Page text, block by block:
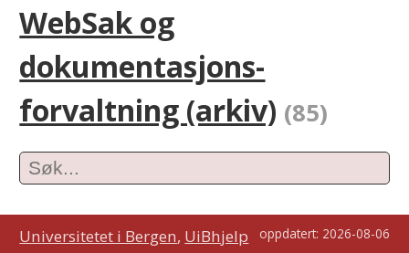
WebSak og
dokumentasjons­
forvaltning (arkiv) (85)
Universitetet i Bergen, UiBhjelp oppdatert: 2026-08-06